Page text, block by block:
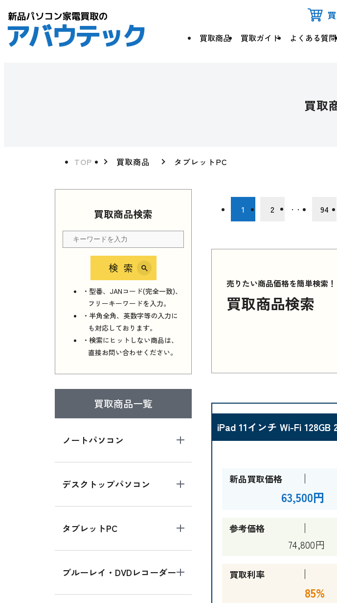
買取商品 買取ガイド よくある質問
買取
TOP 買取商品 タブレットPC
買取商品検索
検索
・型番、JANコード(完全一致)、
フリーキーワードを入力。
・半角全角、英数字等の入力に
も対応しております。
・検索にヒットしない商品は、
直接お問い合わせください。
買取商品一覧
ノートパソコン
デスクトップパソコン
タブレットPC
ブルーレイ・DVDレコーダー
1 2 ・・・ 94
売りたい商品価格を簡単検索！
買取商品検索
iPad 11インチ Wi-Fi
新品買取価格
63,500円
参考価格
74,800円
買取利率
85%